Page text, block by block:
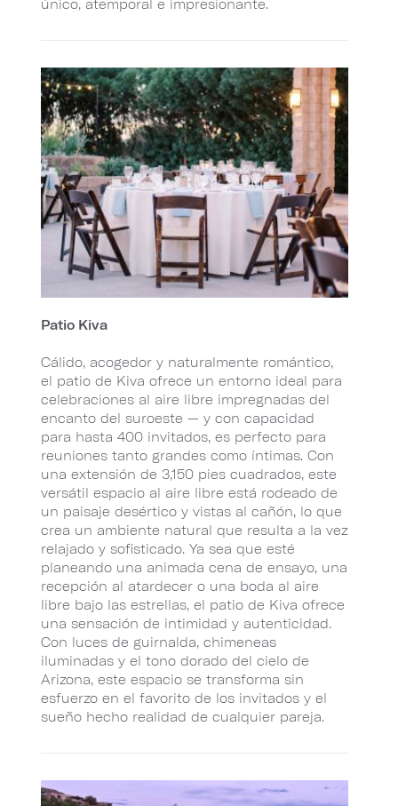
único, atemporal e impresionante.
Patio Kiva
Cálido, acogedor y naturalmente romántico,
el patio de Kiva ofrece un entorno ideal para
celebraciones al aire libre impregnadas del
encanto del suroeste — y con capacidad
para hasta 400 invitados, es perfecto para
reuniones tanto grandes como íntimas. Con
una extensión de 3,150 pies cuadrados, este
versátil espacio al aire libre está rodeado de
un paisaje desértico y vistas al cañón, lo que
crea un ambiente natural que resulta a la vez
relajado y sofisticado. Ya sea que esté
planeando una animada cena de ensayo, una
recepción al atardecer o una boda al aire
libre bajo las estrellas, el patio de Kiva ofrece
una sensación de intimidad y autenticidad.
Con luces de guirnalda, chimeneas
iluminadas y el tono dorado del cielo de
Arizona, este espacio se transforma sin
esfuerzo en el favorito de los invitados y el
sueño hecho realidad de cualquier pareja.